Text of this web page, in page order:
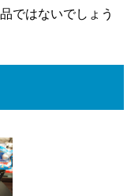
ではないでしょう